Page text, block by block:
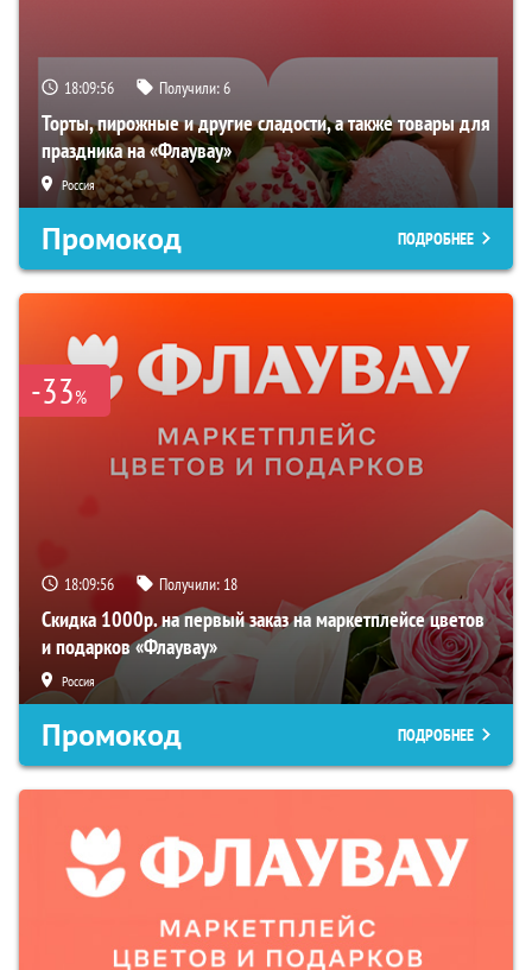
18:09:56 Получили:6
Торты, пирожные и другие сладости, а также товары для
праздника на «Флаувау»
Россия
Промокод ПОДРОБНЕЕ
-33%
18:09:56 Получили: 18
Скидка 1000р. на первый заказ на маркетплейсе цветов
и подарков «Флаувау»
Россия
Промокод ПОДРОБНЕЕ